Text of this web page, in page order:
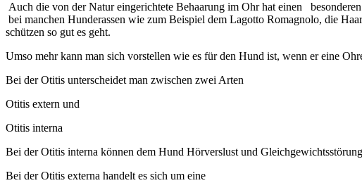
Auch die von der Natur eingerichtete Behaarung im Ohr hat einen
bei manchen Hunderassen wie zum Beispiel dem Lagotto Romagnolo, die
schützen so gut es geht.
Umso mehr kann man sich vorstellen wie es für den Hund ist, wenn er eine
Bei der Otitis unterscheidet man zwischen zwei Arten
Otitis extern und
Otitis interna
Bei der Otitis interna können dem Hund Hörverslust und
Bei der Otitis externa handelt es sich um eine